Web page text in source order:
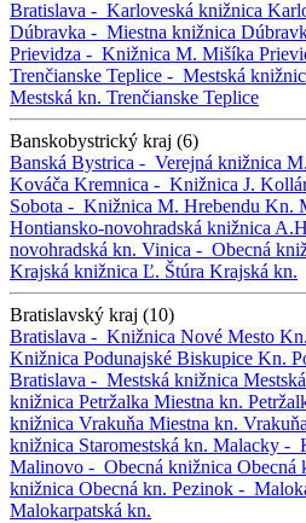
Bratislava - Karloveská knižnica
Dúbravka - Miestna knižnica
Prievidza - Knižnica M. Mišíka
Trenčianske Teplice - Mestská
Mestská kn. Trenčianske Teplice
Banskobystrický kraj (6)
Banská Bystrica - Verejná knižnica
Kováča Kremnica - Knižnica J.
Sobota - Knižnica M. Hrebendu Kn.
Hontiansko-novohradská knižnica
novohradská kn. Vinica - Obecná
Krajská knižnica Ľ. Štúra Krajská kn.
Bratislavský kraj (10)
Bratislava - Knižnica Nové Mesto
Knižnica Podunajské Biskupice Kn.
Bratislava - Mestská knižnica
knižnica Petržalka Miestna kn.
knižnica Vrakuňa Miestna kn. Vrakuňa
knižnica Staromestská kn. Malacky -
Malinovo - Obecná knižnica Obecná
knižnica Obecná kn. Pezinok -
Malokarpatská kn.